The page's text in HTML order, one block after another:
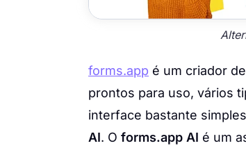
forms.app é um criador
prontos para uso, vários
interface bastante
AI. O forms.app AI é um